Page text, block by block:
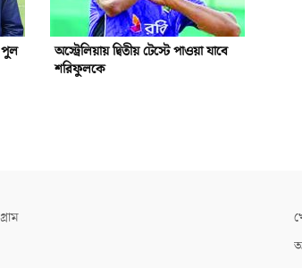
পুল
অস্ট্রেলিয়ায় দ্বিতীয় টেস্টে পাওয়া যাবে
শরিফুলকে